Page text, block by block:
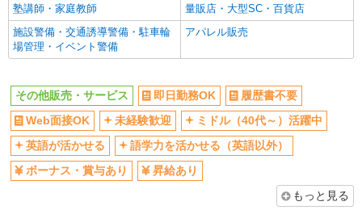
塾講師・家庭教師
量販店・大型SC・百貨店
施設警備・交通誘導警備・駐車輪
場管理・イベント警備
アパレル販売
その他販売・サービス 即日勤務OK
履歴書不要
Web面接OK
未経験歓迎
ミドル（40代～）活躍中
英語が活かせる
語学力を活かせる（英語以外）
ボーナス・賞与あり
昇給あり
もっと見る